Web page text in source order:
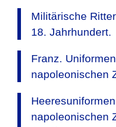
Militärische
18. Jahrhundert.
Franz.
napoleonischen
napoleonischen